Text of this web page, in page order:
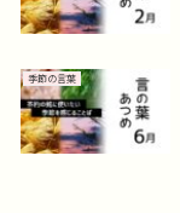
季節の言葉